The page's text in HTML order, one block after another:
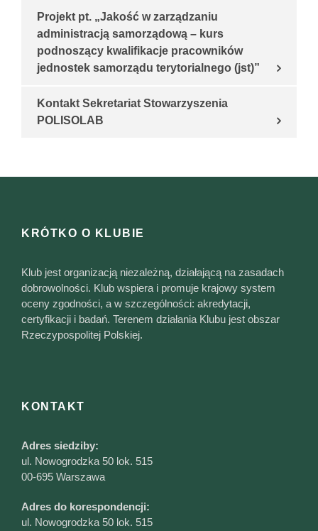
Projekt pt. „Jakość w zarządzaniu
administracją samorządową – kurs
podnoszący kwalifikacje pracowników
jednostek samorządu terytorialnego (jst)”
Kontakt Sekretariat Stowarzyszenia
POLISOLAB
KRÓTKO O KLUBIE
Klub jest organizacją niezależną, działającą na zasadach
dobrowolności. Klub wspiera i promuje krajowy system
oceny zgodności, a w szczególności: akredytacji,
certyfikacji i badań. Terenem działania Klubu jest obszar
Rzeczypospolitej Polskiej.
KONTAKT
Adres siedziby:
ul. Nowogrodzka 50 lok. 515
00-695 Warszawa
Adres do korespondencji:
ul. Nowogrodzka 50 lok. 515